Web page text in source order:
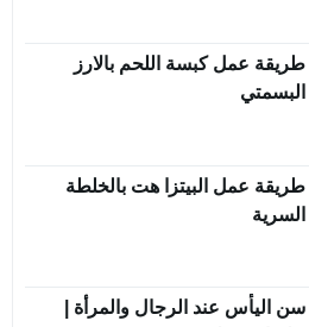
طريقة عمل كبسة اللحم بالارز
البسمتي
طريقة عمل البيتزا هت بالخلطة
السرية
سن اليأس عند الرجال والمرأة |